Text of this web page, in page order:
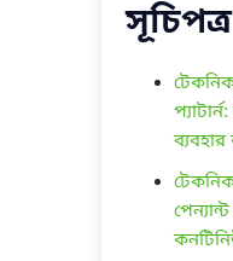
সূচিপত্র
পেন্যান্ট